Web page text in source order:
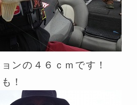
ンの４６ｃｍです！
！